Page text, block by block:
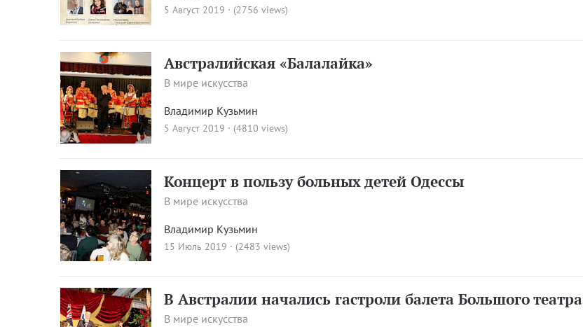
5 Август 2019 · (2756 views)
Австралийская «Балалайка»
В мире искусства
Владимир Кузьмин
5 Август 2019 · (4810 views)
Концерт в пользу больных детей Одессы
В мире искусства
Владимир Кузьмин
15 Июль 2019 · (2483 views)
В Австралии начались гастроли балета Большого театра
В мире искусства